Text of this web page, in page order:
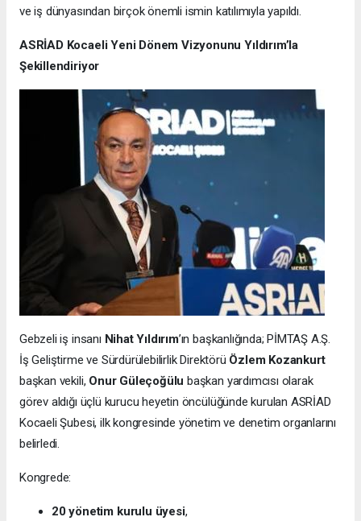
ve iş dünyasından birçok önemli ismin katılımıyla yapıldı.
ASRİAD Kocaeli Yeni Dönem Vizyonunu Yıldırım’la
Şekillendiriyor
Gebzeli iş insanı Nihat Yıldırım’ın başkanlığında; PİMTAŞ A.Ş.
İş Geliştirme ve Sürdürülebilirlik Direktörü Özlem Kozankurt
başkan vekili, Onur Güleçoğülu başkan yardımcısı olarak
görev aldığı üçlü kurucu heyetin öncülüğünde kurulan ASRİAD
Kocaeli Şubesi, ilk kongresinde yönetim ve denetim organlarını
belirledi.
Kongrede:
20 yönetim kurulu üyesi,